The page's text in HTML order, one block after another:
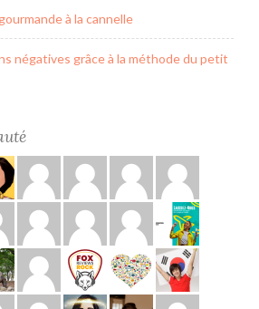
à la cannelle
négatives grâce à la méthode du petit